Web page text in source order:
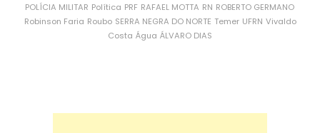
POLÍCIA MILITAR Política PRF RAFAEL MOTTA RN ROBERTO GERMANO
Robinson Faria Roubo SERRA NEGRA DO NORTE Temer UFRN Vivaldo
Costa Água ÁLVARO DIAS